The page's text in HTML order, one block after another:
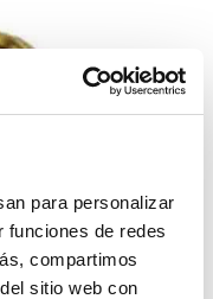
para personalizar
funciones de redes
compartimos
sitio web con